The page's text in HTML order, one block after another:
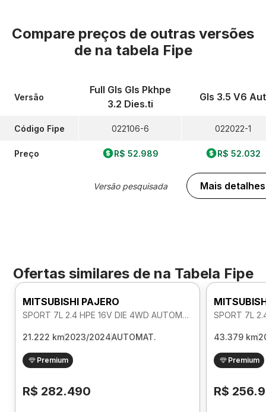
Compare preços de outras versões
de na tabela Fipe
Versão
Código Fipe
Preço
Full Gls Gls Pkhpe
3.2 Dies.ti
022106-6
R$ 52.989
Versão pesquisada
Gls 3.5 V6 Aut
022022-1
R$ 52.032
Mais detalhes
Ofertas similares de na Tabela Fipe
MITSUBISHI PAJERO
SPORT 7L 2.4 HPE 16V DIE 4WD AUTOMATICO
21.222 km2023/2024AUTOMAT.
Premium
R$ 282.490
43.379 km
Premium
R$